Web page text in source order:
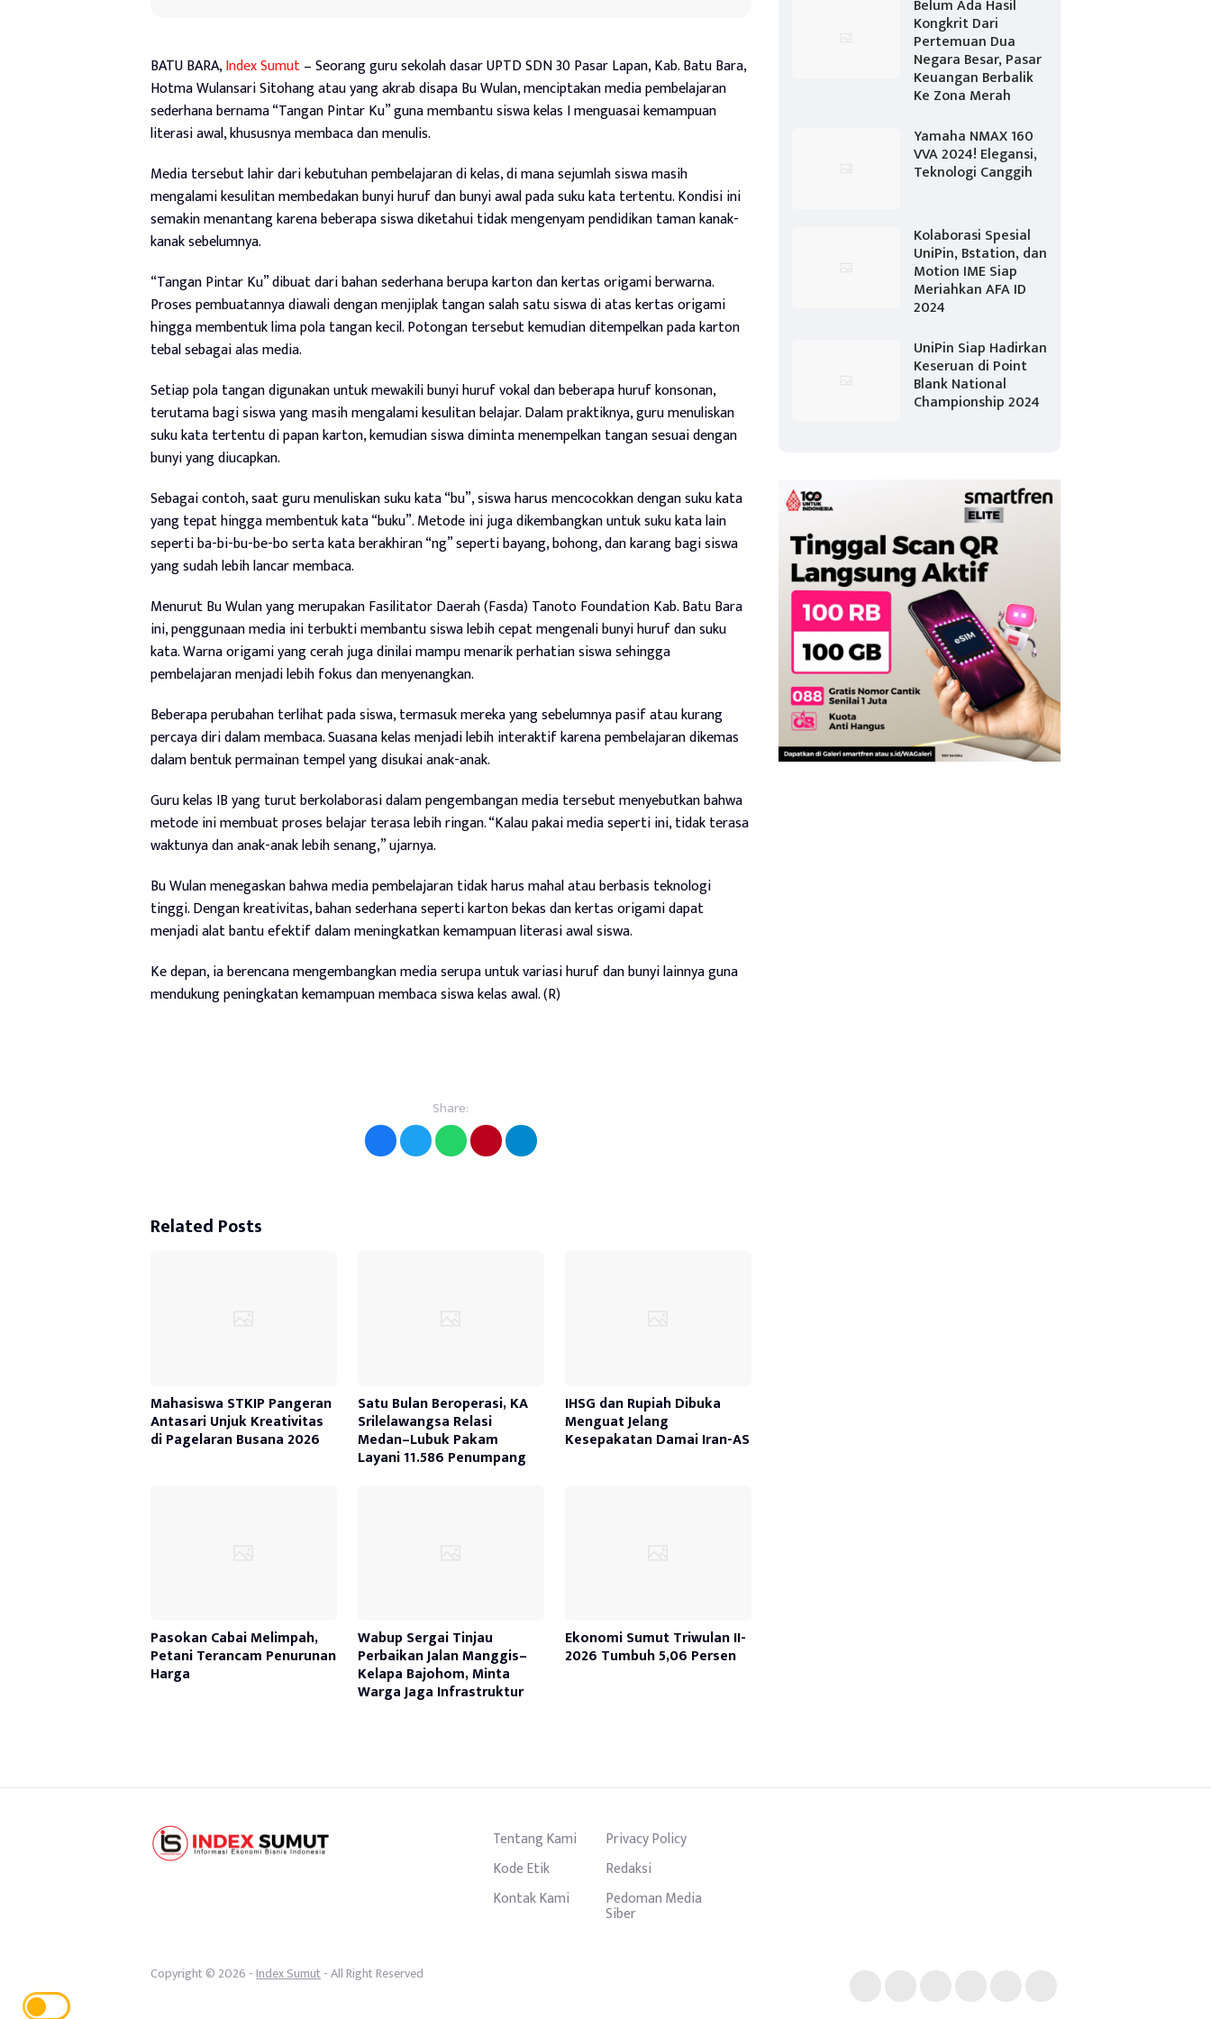
BATU BARA,Index Sumut– Seorang guru sekolah dasar UPTD SDN 30 Pasar Lapan, Kab. Batu Bara,
Hotma Wulansari Sitohang atau yang akrab disapa Bu Wulan, menciptakan media pembelajaran
sederhana bernama “Tangan Pintar Ku” guna membantu siswa kelas I menguasai kemampuan
literasi awal, khususnya membaca dan menulis.
Media tersebut lahir dari kebutuhan pembelajaran di kelas, di mana sejumlah siswa masih
mengalami kesulitan membedakan bunyi huruf dan bunyi awal pada suku kata tertentu. Kondisi ini
semakin menantang karena beberapa siswa diketahui tidak mengenyam pendidikan taman kanak-
kanak sebelumnya.
“Tangan Pintar Ku” dibuat dari bahan sederhana berupa karton dan kertas origami berwarna.
Proses pembuatannya diawali dengan menjiplak tangan salah satu siswa di atas kertas origami
hingga membentuk lima pola tangan kecil. Potongan tersebut kemudian ditempelkan pada karton
tebal sebagai alas media.
Setiap pola tangan digunakan untuk mewakili bunyi huruf vokal dan beberapa huruf konsonan,
terutama bagi siswa yang masih mengalami kesulitan belajar. Dalam praktiknya, guru menuliskan
suku kata tertentu di papan karton, kemudian siswa diminta menempelkan tangan sesuai dengan
bunyi yang diucapkan.
Sebagai contoh, saat guru menuliskan suku kata “bu”, siswa harus mencocokkan dengan suku kata
yang tepat hingga membentuk kata “buku”. Metode ini juga dikembangkan untuk suku kata lain
seperti ba-bi-bu-be-bo serta kata berakhiran “ng” seperti bayang, bohong, dan karang bagi siswa
yang sudah lebih lancar membaca.
Menurut Bu Wulan yang merupakan Fasilitator Daerah (Fasda) Tanoto Foundation Kab. Batu Bara
ini, penggunaan media ini terbukti membantu siswa lebih cepat mengenali bunyi huruf dan suku
kata. Warna origami yang cerah juga dinilai mampu menarik perhatian siswa sehingga
pembelajaran menjadi lebih fokus dan menyenangkan.
Beberapa perubahan terlihat pada siswa, termasuk mereka yang sebelumnya pasif atau kurang
percaya diri dalam membaca. Suasana kelas menjadi lebih interaktif karena pembelajaran dikemas
dalam bentuk permainan tempel yang disukai anak-anak.
Guru kelas IB yang turut berkolaborasi dalam pengembangan media tersebut menyebutkan bahwa
metode ini membuat proses belajar terasa lebih ringan. “Kalau pakai media seperti ini, tidak terasa
waktunya dan anak-anak lebih senang,” ujarnya.
Bu Wulan menegaskan bahwa media pembelajaran tidak harus mahal atau berbasis teknologi
tinggi. Dengan kreativitas, bahan sederhana seperti karton bekas dan kertas origami dapat
menjadi alat bantu efektif dalam meningkatkan kemampuan literasi awal siswa.
Ke depan, ia berencana mengembangkan media serupa untuk variasi huruf dan bunyi lainnya guna
mendukung peningkatan kemampuan membaca siswa kelas awal. (R)
Share:
Related Posts
Mahasiswa STKIP Pangeran
Antasari Unjuk Kreativitas
di Pagelaran Busana 2026
Satu Bulan Beroperasi, KA
Srilelawangsa Relasi
Medan–Lubuk Pakam
Layani 11.586 Penumpang
IHSG dan Rupiah Dibuka
Menguat Jelang
Kesepakatan Damai Iran-AS
Pasokan Cabai Melimpah,
Petani Terancam Penurunan
Harga
Wabup Sergai Tinjau
Perbaikan Jalan Manggis–
Kelapa Bajohom, Minta
Warga Jaga Infrastruktur
Ekonomi Sumut Triwulan II-
2026 Tumbuh 5,06 Persen
Belum Ada Hasil
Kongkrit Dari
Pertemuan Dua
Negara Besar, Pasar
Keuangan Berbalik
Ke Zona Merah
Yamaha NMAX 160
VVA 2024! Elegansi,
Teknologi Canggih
Kolaborasi Spesial
UniPin, Bstation, dan
Motion IME Siap
Meriahkan AFA ID
2024
UniPin Siap Hadirkan
Keseruan di Point
Blank National
Championship 2024
Tentang Kami
Privacy Policy
Kode Etik
Redaksi
Kontak Kami
Pedoman Media
Siber
Copyright © 2026 -Index Sumut- All Right Reserved